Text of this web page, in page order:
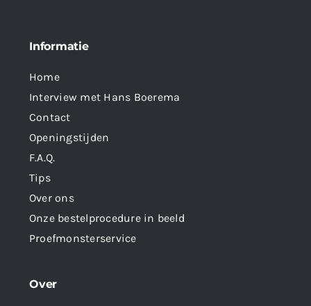
Informatie
Home
Interview met Hans Boerema
Contact
Openingstijden
F.A.Q.
Tips
Over ons
Onze bestelprocedure in beeld
Proefmonsterservice
Over